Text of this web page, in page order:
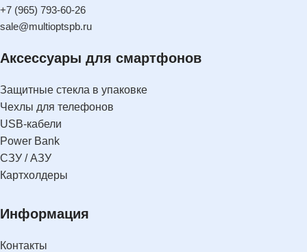
+7 (965) 793-60-26
sale@multioptspb.ru
Аксессуары для смартфонов
Защитные стекла в упаковке
Чехлы для телефонов
USB-кабели
Power Bank
СЗУ / АЗУ
Картхолдеры
Информация
Контакты